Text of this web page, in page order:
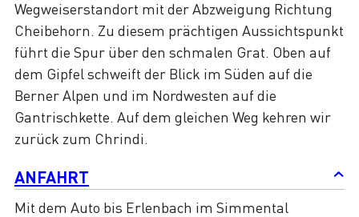
Wegweiserstandort mit der Abzweigung Richtung
Cheibehorn. Zu diesem prächtigen Aussichtspunkt
führt die Spur über den schmalen Grat. Oben auf
dem Gipfel schweift der Blick im Süden auf die
Berner Alpen und im Nordwesten auf die
Gantrischkette. Auf dem gleichen Weg kehren wir
zurück zum Chrindi.
ANFAHRT
Mit dem Auto bis Erlenbach im Simmental